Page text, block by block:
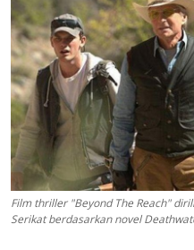
Film thriller "Beyond The Reach"
Serikat berdasarkan novel